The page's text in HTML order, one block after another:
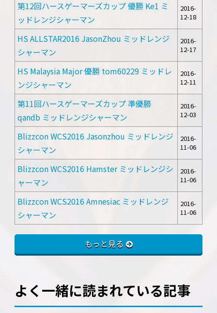
第12回ハースゲーマーズカップ 優勝 Ke1 ミ
ッドレンジシャーマン
2016-
12-18
HS ALLSTAR2016 JasonZhou ミッドレンジ
シャーマン
2016-
12-17
HS Malaysia Major 優勝 tom60229 ミッドレ
ンジシャーマン
2016-
12-11
第11回ハースゲーマーズカップ 準優勝
qandb ミッドレンジシャーマン
2016-
12-03
Blizzcon WCS2016 Jasonzhou ミッドレンジ
シャーマン
2016-
11-06
Blizzcon WCS2016 Hamster ミッドレンジシ
ャーマン
2016-
11-06
Blizzcon WCS2016 Amnesiac ミッドレンジ
シャーマン
2016-
11-06
もっと見る
よく一緒に読まれている記事